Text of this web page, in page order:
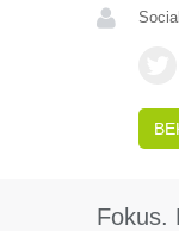
Fokus.